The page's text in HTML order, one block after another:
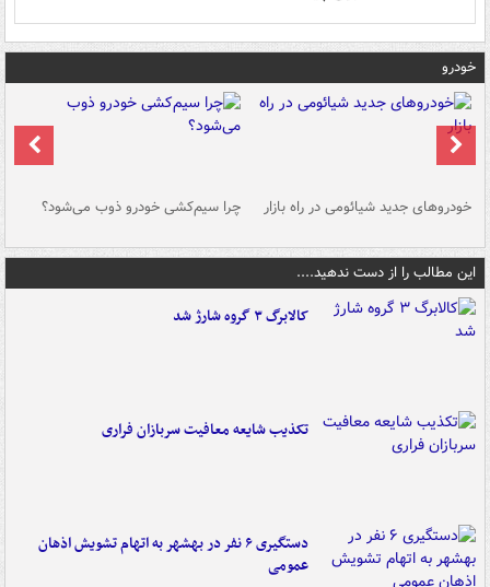
خودرو
خودروهای جدید شیائومی در راه بازار چرا سیم‌کشی خودرو ذوب می‌شود؟
این مطالب را از دست ندهید....
کالابرگ ۳ گروه شارژ شد
تکذیب شایعه معافیت سربازان فراری
دستگیری ۶ نفر در بهشهر به اتهام تشویش اذهان
عمومی